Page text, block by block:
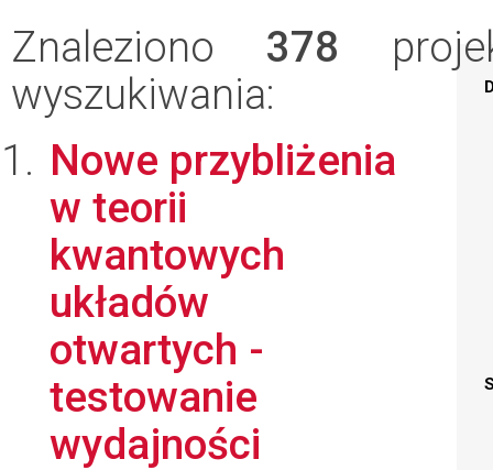
Znaleziono 378
wyszukiwania:
Nowe przybliżenia
w teorii
kwantowych
układów
otwartych -
testowanie
wydajności